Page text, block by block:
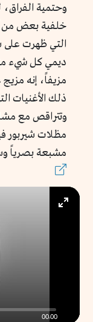
وحتمية
خلفية بعض من
التي ظهرت على
ديمي كل شيء
مزيفاً، إنه
ذلك الأغنيات
وتتراقص مع
مظلات شيربور
مشبعة بصرياً
00:00